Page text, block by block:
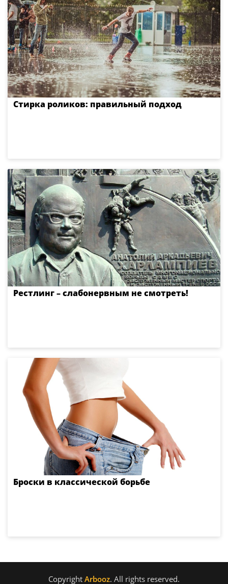
Стирка роликов: правильный подход
Рестлинг – слабонервным не смотреть!
Броски в классической борьбе
Copyright Arbooz. All rights reserved.